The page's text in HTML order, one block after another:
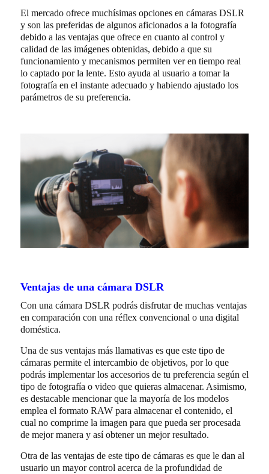
El mercado ofrece muchísimas opciones en cámaras DSLR
y son las preferidas de algunos aficionados a la fotografía
debido a las ventajas que ofrece en cuanto al control y
calidad de las imágenes obtenidas, debido a que su
funcionamiento y mecanismos permiten ver en tiempo real
lo captado por la lente. Esto ayuda al usuario a tomar la
fotografía en el instante adecuado y habiendo ajustado los
parámetros de su preferencia.
Ventajas de una cámara DSLR
Con una cámara DSLR podrás disfrutar de muchas ventajas
en comparación con una réflex convencional o una digital
doméstica.
Una de sus ventajas más llamativas es que este tipo de
cámaras permite el intercambio de objetivos, por lo que
podrás implementar los accesorios de tu preferencia según el
tipo de fotografía o video que quieras almacenar. Asimismo,
es destacable mencionar que la mayoría de los modelos
emplea el formato RAW para almacenar el contenido, el
cual no comprime la imagen para que pueda ser procesada
de mejor manera y así obtener un mejor resultado.
Otra de las ventajas de este tipo de cámaras es que le dan al
usuario un mayor control acerca de la profundidad de